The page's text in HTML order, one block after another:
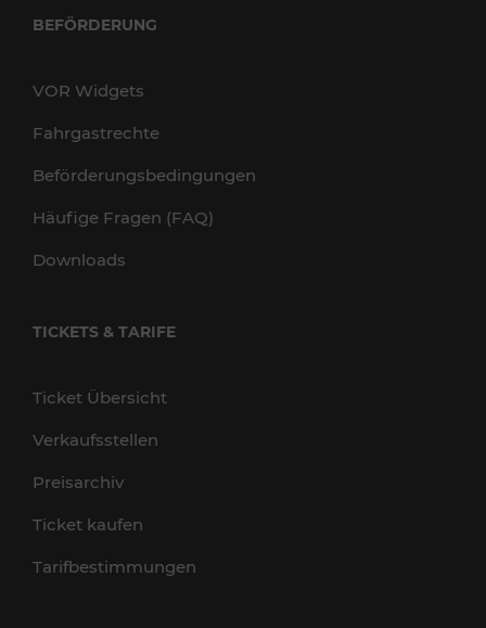
BEFÖRDERUNG
VOR Widgets
Fahrgastrechte
Beförderungsbedingungen
Häufige Fragen (FAQ)
Downloads
TICKETS & TARIFE
Ticket Übersicht
Verkaufsstellen
Preisarchiv
Ticket kaufen
Tarifbestimmungen